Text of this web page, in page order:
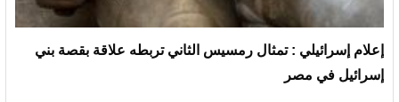
إعلام إسرائيلي : تمثال رمسيس الثاني تربطه علاقة بقصة بني
إسرائيل في مصر